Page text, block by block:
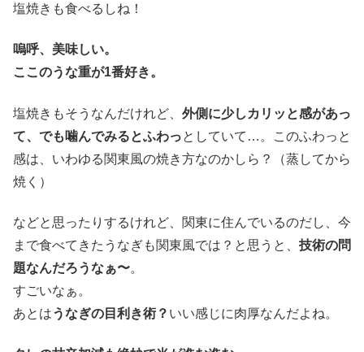
塩焼きも食べるしね！
嗚呼、美味しい。
ここのうな重が1番好き。
塩焼きもそうなんだけれど、 外側に少しカリッと感があっ
て、でも噛んでみるとふわっとしていて…。このふわっと
感は、いわゆる関東風の焼き方なのかしら？（蒸してから
焼く）
などと思ったりするけれど、関東に住んでいるのだし、今
まで食べてきたうなぎも関東風では？と思うと、 技術の問
題なんだろうなぁ〜。
すごいなぁ。
あとはうなぎの目利き術？ いい感じに肉厚なんだよね。